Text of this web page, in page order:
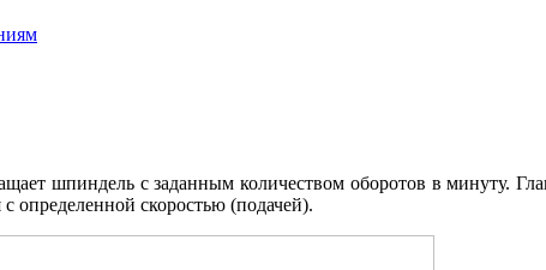
шпиндель с заданным количеством оборотов в минуту.
определенной скоростью (подачей).